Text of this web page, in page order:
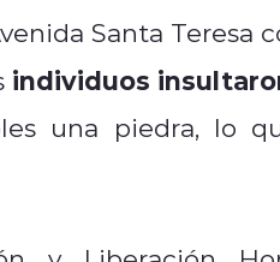
Santa Teresa
individuos
una piedra, lo